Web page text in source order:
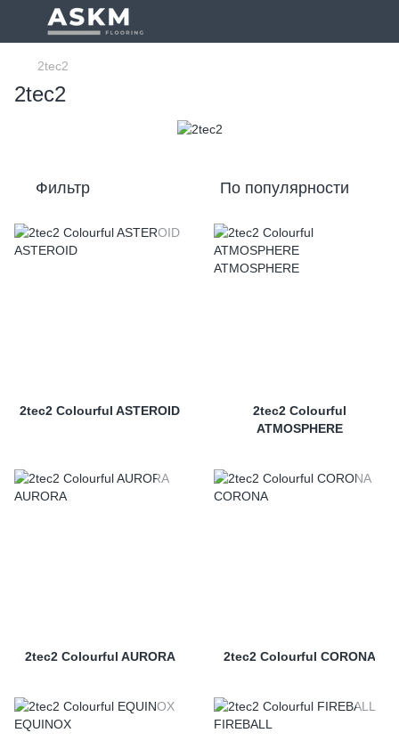
2tec2
2tec2
Фильтр По популярности
2tec2 Colourful ASTEROID
2tec2 Colourful
ATMOSPHERE
2tec2 Colourful AURORA 2tec2 Colourful CORONA